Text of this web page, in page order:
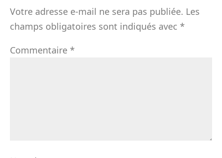
Votre adresse e-mail ne sera pas publiée. Les
champs obligatoires sont indiqués avec *
Commentaire *